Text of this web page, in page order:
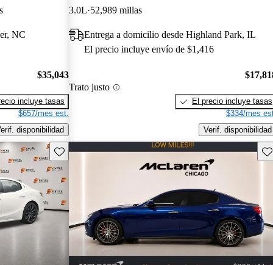
NC
$35,043
incluye tasas
$657/mes est.
disponibilidad
3.0L 52,989 millas
Entrega a domicilio desde Highland Park, IL
El precio incluye envío de $1,416
Trato justo
El precio incluye tasas
$334/mes
Verif. disponibilidad
Guarda este Aviso